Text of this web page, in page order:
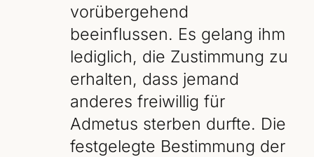
vorübergehend
beeinflussen. Es gelang ihm
lediglich, die Zustimmung zu
erhalten, dass jemand
anderes freiwillig für
Admetus sterben durfte. Die
festgelegte Bestimmung der